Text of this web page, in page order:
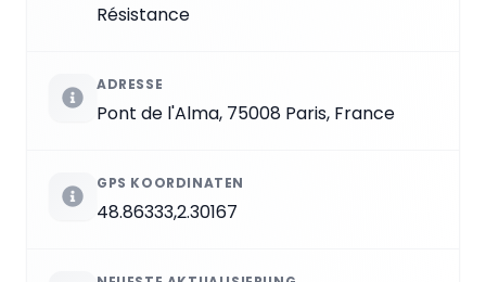
Résistance
ADRESSE
Pont de l'Alma, 75008 Paris, France
GPS KOORDINATEN
48.86333,2.30167